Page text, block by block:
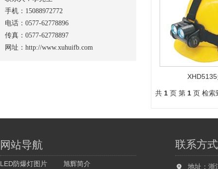
手机：15088972772
电话：0577-62778896
传真：0577-62778897
网址：http://www.xuhuifb.com
共 1 页 第 1 页 检索
网站导航
LED防爆灯图片
旭辉简介
联系方式
地址：浙